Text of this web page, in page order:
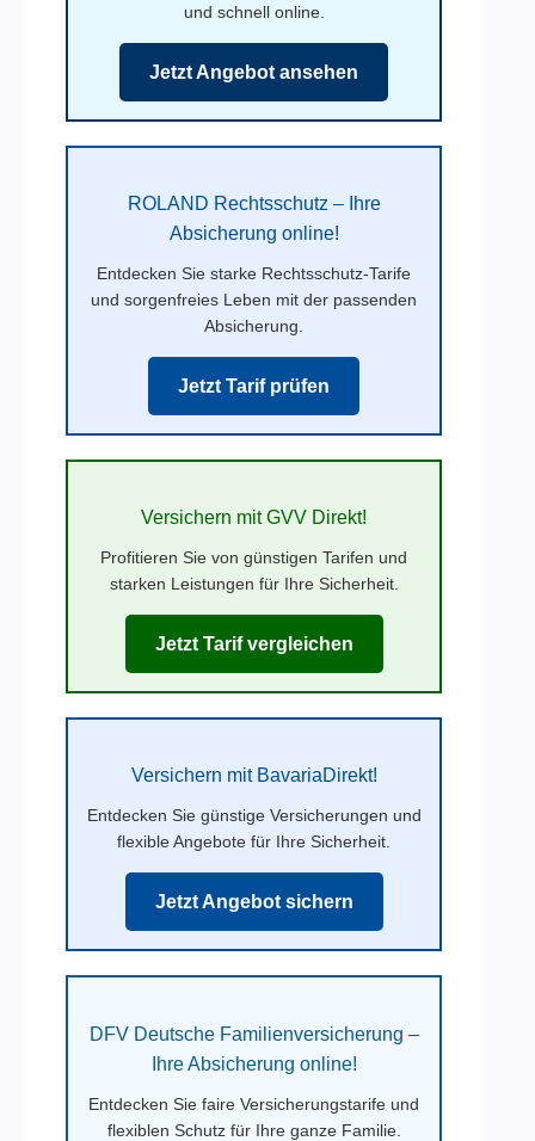
und schnell online.
Jetzt Angebot ansehen
ROLAND Rechtsschutz – Ihre
Absicherung online!
Entdecken Sie starke Rechtsschutz-Tarife
und sorgenfreies Leben mit der passenden
Absicherung.
Jetzt Tarif prüfen
Versichern mit GVV Direkt!
Profitieren Sie von günstigen Tarifen und
starken Leistungen für Ihre Sicherheit.
Jetzt Tarif vergleichen
Versichern mit BavariaDirekt!
Entdecken Sie günstige Versicherungen und
flexible Angebote für Ihre Sicherheit.
Jetzt Angebot sichern
DFV Deutsche Familienversicherung –
Ihre Absicherung online!
Entdecken Sie faire Versicherungstarife und
flexiblen Schutz für Ihre ganze Familie.